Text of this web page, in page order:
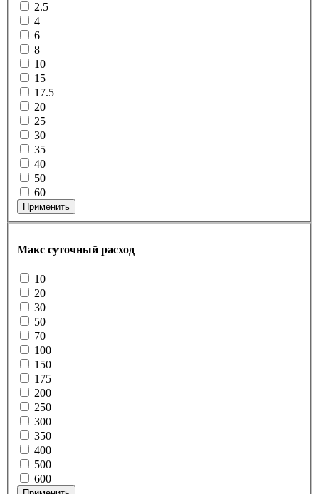
2.5
4
6
8
10
15
17.5
20
25
30
35
40
50
60
Применить
Макс суточный расход
10
20
30
50
70
100
150
175
200
250
300
350
400
500
600